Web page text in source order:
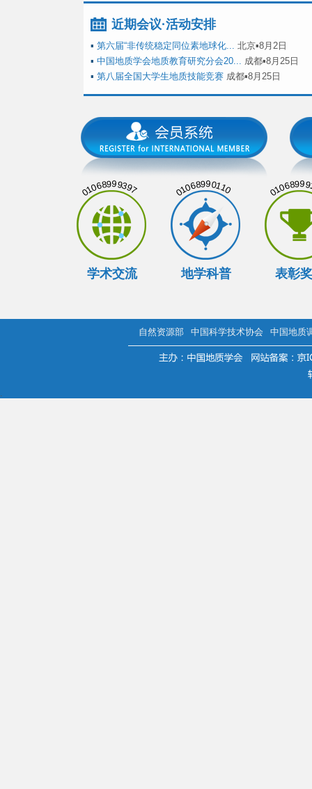
近期会议·活动安排
▪ 第六届“非传统稳定同位素地球化... 北京▪8月2日
▪ 中国地质学会地质教育研究分会20... 成都▪8月25日
▪ 第八届全国大学生地质技能竞赛 成都▪8月25日
01068999397
学术交流
01068990110
地学科普 表彰
自然资源部 中国科学技术协会 中国地质
.